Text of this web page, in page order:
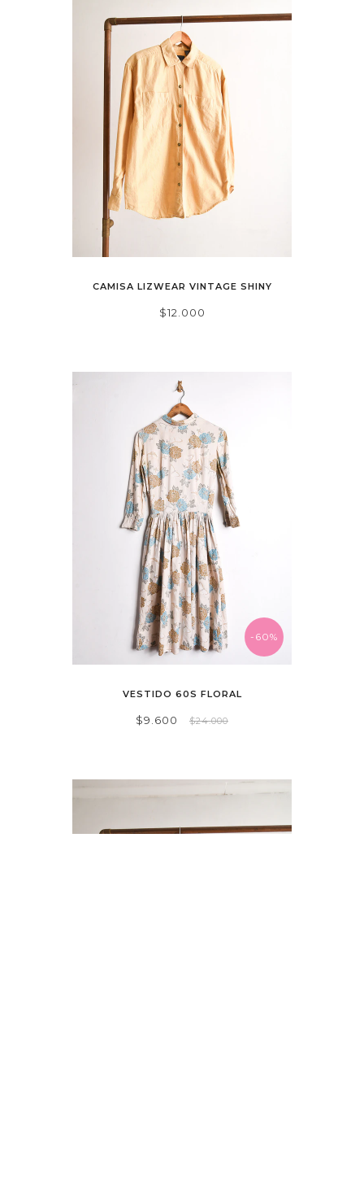
CAMISA LIZWEAR VINTAGE SHINY
$12.000
-60%
VESTIDO 60S FLORAL
$9.600 $24.000